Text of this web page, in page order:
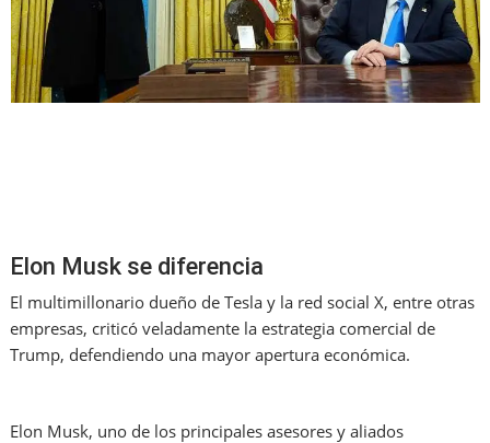
Elon Musk se diferencia
El multimillonario dueño de Tesla y la red social X, entre otras
empresas, criticó veladamente la estrategia comercial de
Trump, defendiendo una mayor apertura económica.
Elon Musk, uno de los principales asesores y aliados